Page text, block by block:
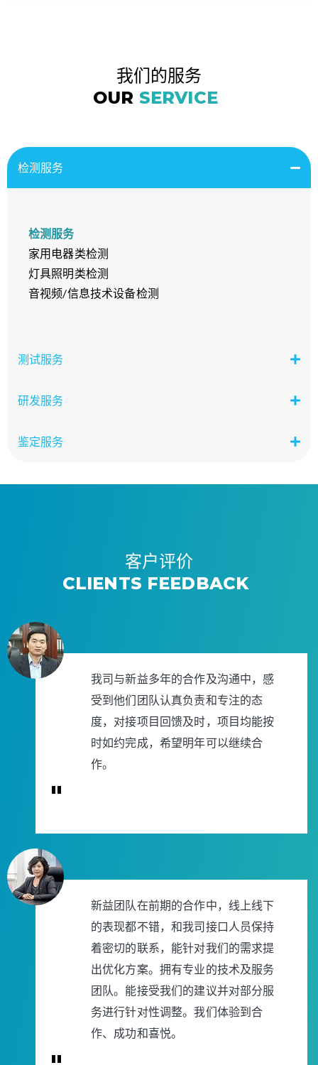
我们的服务
OUR SERVICE
检测服务
检测服务
家用电器类检测
灯具照明类检测
音视频/信息技术设备检测
测试服务
研发服务
鉴定服务
客户评价
CLIENTS FEEDBACK
我司与新益多年的合作及沟通中，感
受到他们团队认真负责和专注的态
度，对接项目回馈及时，项目均能按
时如约完成，希望明年可以继续合
作。
"
新益团队在前期的合作中，线上线下
的表现都不错，和我司接口人员保持
着密切的联系，能针对我们的需求提
出优化方案。拥有专业的技术及服务
团队。能接受我们的建议并对部分服
务进行针对性调整。我们体验到合
作、成功和喜悦。